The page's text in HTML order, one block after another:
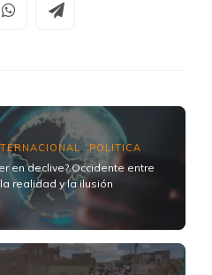
,POLITICA
en declive? Occidente entre
realidad y la ilusión